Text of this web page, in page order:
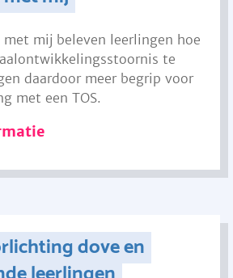
met mij beleven leerlingen hoe
te
daardoor meer begrip voor
met een TOS.
dove en